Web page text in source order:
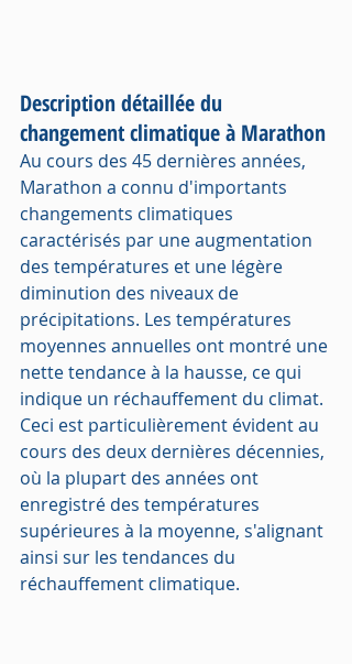
Description détaillée du
changement climatique à Marathon
Au cours des 45 dernières années,
Marathon a connu d'importants
changements climatiques
caractérisés par une augmentation
des températures et une légère
diminution des niveaux de
précipitations. Les températures
moyennes annuelles ont montré une
nette tendance à la hausse, ce qui
indique un réchauffement du climat.
Ceci est particulièrement évident au
cours des deux dernières décennies,
où la plupart des années ont
enregistré des températures
supérieures à la moyenne, s'alignant
ainsi sur les tendances du
réchauffement climatique.